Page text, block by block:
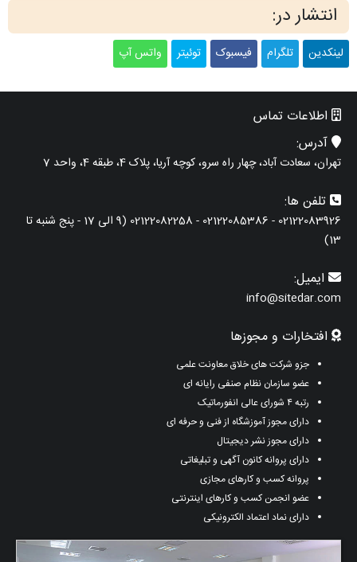
انتشار در:
لینکدین تلگرام فیسبوک توئیتر واتس آپ
اطلاعات تماس
آدرس:
تهران، سعادت آباد، چهار راه سرو، کوچه آریا، پلاک 4، طبقه 4، واحد 7
تلفن ها:
02122083926 - 02122085386 - 02122082258 (9 الی 17 - پنج شنبه تا
13)
ایمیل:
info@sitedar.com
افتخارات و مجوزها
جزو شرکت های خلاق معاونت علمی
عضو سازمان نظام صنفی رایانه ای
رتبه ۴ شورای عالی انفورماتیک
دارای مجوز آموزشگاه از فنی و حرفه ای
دارای مجوز نشر دیجیتال
دارای پروانه کانون آگهی و تبلیغاتی
پروانه کسب و کارهای مجازی
عضو انجمن کسب و کارهای اینترنتی
دارای نماد اعتماد الکترونیکی